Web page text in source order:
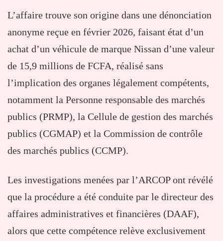
L’affaire trouve son origine dans une dénonciation
anonyme reçue en février 2026, faisant état d’un
achat d’un véhicule de marque Nissan d’une valeur
de 15,9 millions de FCFA, réalisé sans
l’implication des organes légalement compétents,
notamment la Personne responsable des marchés
publics (PRMP), la Cellule de gestion des marchés
publics (CGMAP) et la Commission de contrôle
des marchés publics (CCMP).
Les investigations menées par l’ARCOP ont révélé
que la procédure a été conduite par le directeur des
affaires administratives et financières (DAAF),
alors que cette compétence relève exclusivement